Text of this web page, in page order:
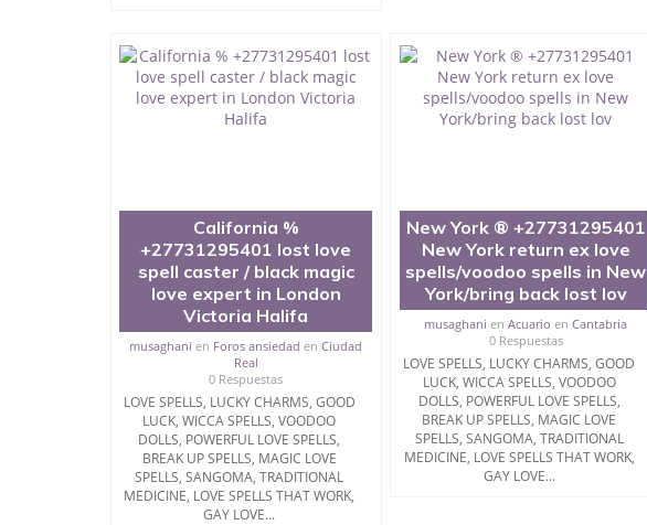
California %
+27731295401 lost love
spell caster / black magic
love expert in London
Victoria Halifa
musaghani en Foros ansiedad enCiudad
Real
0 Respuestas
LOVE SPELLS, LUCKY CHARMS, GOOD
LUCK, WICCA SPELLS, VOODOO
DOLLS, POWERFUL LOVE SPELLS,
BREAK UP SPELLS, MAGIC LOVE
SPELLS, SANGOMA, TRADITIONAL
MEDICINE, LOVE SPELLS THAT WORK,
GAY LOVE...
New York ® +27731295401
New York return ex love
spells/voodoo spells in New
York/bring back lost lov
musaghani enAcuario enCantabria
0 Respuestas
LOVE SPELLS, LUCKY CHARMS, GOOD
LUCK, WICCA SPELLS, VOODOO
DOLLS, POWERFUL LOVE SPELLS,
BREAK UP SPELLS, MAGIC LOVE
SPELLS, SANGOMA, TRADITIONAL
MEDICINE, LOVE SPELLS THAT WORK,
GAY LOVE...